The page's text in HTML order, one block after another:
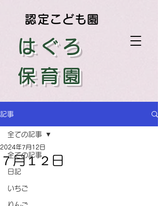
はぐろ
保育園
認定こども園
記事
全ての記事
日記
いちご
全ての記事
７月１２日
2024年7月12日